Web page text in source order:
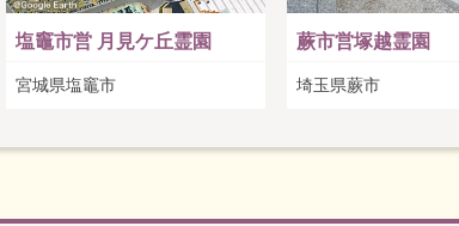
塩竈市営 月見ケ丘霊園
宮城県塩竈市
蕨市営塚越霊園
埼玉県蕨市